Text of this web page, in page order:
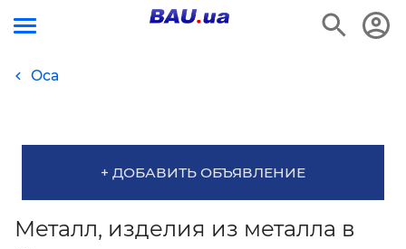
Оса
+ ДОБАВИТЬ ОБЪЯВЛЕНИЕ
Металл, изделия из металла в